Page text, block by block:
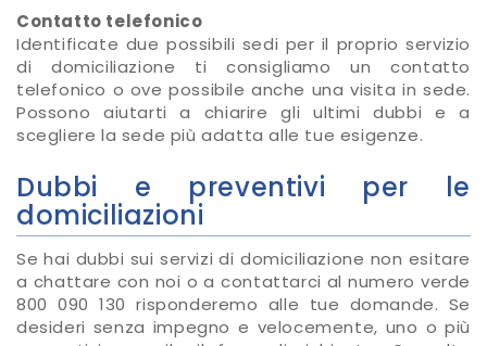
Contatto telefonico
Identificate due possibili sedi per il proprio servizio
di domiciliazione ti consigliamo un contatto
telefonico o ove possibile anche una visita in sede.
Possono aiutarti a chiarire gli ultimi dubbi e a
scegliere la sede più adatta alle tue esigenze.
Dubbi e preventivi per le
domiciliazioni
Se hai dubbi sui servizi di domiciliazione non esitare
a chattare con noi o a contattarci al numero verde
800 090 130 risponderemo alle tue domande. Se
desideri senza impegno e velocemente, uno o più